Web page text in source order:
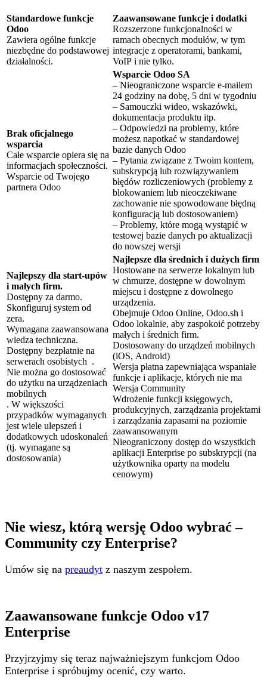
Standardowe funkcje
Odoo
Zawiera ogólne funkcje
niezbędne do podstawowej
działalności.
Zaawansowane funkcje i dodatki
Rozszerzone funkcjonalności w
ramach obecnych modułów, w tym
integracje z operatorami, bankami,
VoIP i nie tylko.
Brak oficjalnego
wsparcia
Całe wsparcie opiera się na
informacjach społeczności.
Wsparcie od Twojego
partnera Odoo
Wsparcie Odoo SA
– Nieograniczone wsparcie e-mailem
24 godziny na dobę, 5 dni w tygodniu
– Samouczki wideo, wskazówki,
dokumentacja produktu itp.
– Odpowiedzi na problemy, które
możesz napotkać w standardowej
bazie danych Odoo
– Pytania związane z Twoim kontem,
subskrypcją lub rozwiązywaniem
błędów rozliczeniowych (problemy z
blokowaniem lub nieoczekiwane
zachowanie nie spowodowane błędną
konfiguracją lub dostosowaniem)
– Problemy, które mogą wystąpić w
testowej bazie danych po aktualizacji
do nowszej wersji
Najlepszy dla start-upów
i małych firm.
Dostępny za darmo.
Skonfiguruj system od
zera.
Wymagana zaawansowana
wiedza techniczna.
Dostępny bezpłatnie na
serwerach osobistych .
Nie można go dostosować
do użytku na urządzeniach
mobilnych
. W większości
przypadków wymaganych
jest wiele ulepszeń i
dodatkowych udoskonaleń
(tj. wymagane są
dostosowania)
Najlepsze dla średnich i dużych firm
Hostowane na serwerze lokalnym lub
w chmurze, dostępne w dowolnym
miejscu i dostępne z dowolnego
urządzenia.
Obejmuje Odoo Online, Odoo.sh i
Odoo lokalnie, aby zaspokoić potrzeby
małych i średnich firm.
Dostosowany do urządzeń mobilnych
(iOS, Android)
Wersja płatna zapewniająca wspaniałe
funkcje i aplikacje, których nie ma
Wersja Community
Wdrożenie funkcji księgowych,
produkcyjnych, zarządzania projektami
i zarządzania zapasami na poziomie
zaawansowanym
Nieograniczony dostęp do wszystkich
aplikacji Enterprise po subskrypcji (na
użytkownika oparty na modelu
cenowym)
Nie wiesz, którą wersję Odoo wybrać –
Community czy Enterprise?
Umów się na preaudyt z naszym zespołem.
Zaawansowane funkcje Odoo v17
Enterprise
Przyjrzyjmy się teraz najważniejszym funkcjom Odoo
Enterprise i spróbujmy ocenić, czy warto.